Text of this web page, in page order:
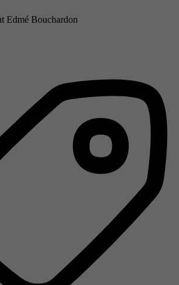
Edmé Bouchardon